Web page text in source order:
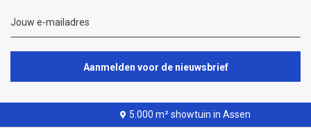
Aanmelden voor de nieuwsbrief
5.000 m² showtuin in Assen